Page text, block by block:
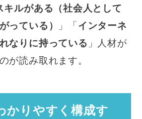
キルがある（社会人として
っている）
」「インターネ
なりに持っている 」人材が
が読み取れます。
りやすく構成す